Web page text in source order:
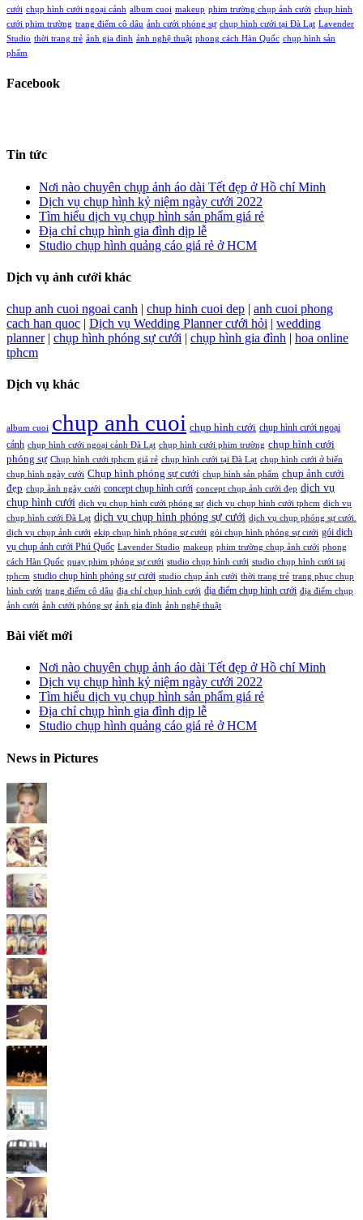
cưới chụp hình cưới ngoại cảnh album cuoi makeup phim trường chụp ảnh cưới chụp hình
cưới phim trường trang điểm cô dâu ảnh cưới phóng sự chụp hình cưới tại Đà Lạt Lavender
Studio thời trang trẻ ảnh gia đình ảnh nghệ thuật phong cách Hàn Quốc chụp hình sản
phẩm
Facebook
Tin tức
Nơi nào chuyên chụp ảnh áo dài Tết đẹp ở Hồ chí Minh
Dịch vụ chụp hình kỷ niệm ngày cưới 2022
Tìm hiểu dịch vụ chụp hình sản phẩm giá rẻ
Địa chỉ chụp hình gia đình dịp lễ
Studio chụp hình quảng cáo giá rẻ ở HCM
Dịch vụ ảnh cưới khác
chup anh cuoi ngoai canh | chup hinh cuoi dep | anh cuoi phong
cach han quoc | Dịch vụ Wedding Planner cưới hỏi | wedding
planner| chụp hình phóng sự cưới | chụp hình gia đình | hoa online
tphcm
Dịch vụ khác
album cuoi chup anh cuoi chụp hình cưới chụp hình cưới ngoại
cảnh chụp hình cưới ngoại cảnh Đà Lạt chụp hình cưới phim trường chụp hình cưới
phóng sự Chụp hình cưới tphcm giá rẻ chụp hình cưới tại Đà Lạt chụp hình cưới ở biển
chụp hình ngày cưới Chụp hình phóng sự cưới chụp hình sản phẩm chụp ảnh cưới
đẹp chụp ảnh ngày cưới concept chụp hình cưới concept chụp ảnh cưới đẹp dịch vụ
chụp hình cưới dịch vụ chụp hình cưới phóng sự dịch vụ chụp hình cưới tphcm dịch vụ
chụp hình cưới Đà Lạt dịch vụ chụp hình phóng sự cưới dịch vụ chụp phóng sự cưới.
dịch vụ chụp ảnh cưới ekip chụp hình phóng sự cưới gói chụp hình phóng sự cưới gói dịch
vụ chụp ảnh cưới Phú Quốc Lavender Studio makeup phim trường chụp ảnh cưới phong
cách Hàn Quốc quay phim phóng sự cưới studio chụp hình cưới studio chụp hình cưới tại
tphcm studio chụp hình phóng sự cưới studio chụp ảnh cưới thời trang trẻ trang phục chụp
hình cưới trang điểm cô dâu địa chỉ chụp hình cưới địa điểm chụp hình cưới địa điểm chụp
ảnh cưới ảnh cưới phóng sự ảnh gia đình ảnh nghệ thuật
Bài viết mới
Nơi nào chuyên chụp ảnh áo dài Tết đẹp ở Hồ chí Minh
Dịch vụ chụp hình kỷ niệm ngày cưới 2022
Tìm hiểu dịch vụ chụp hình sản phẩm giá rẻ
Địa chỉ chụp hình gia đình dịp lễ
Studio chụp hình quảng cáo giá rẻ ở HCM
News in Pictures